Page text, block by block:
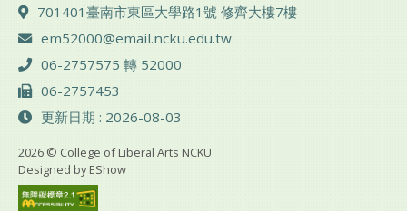
地址 ：
701401臺南市東區大學路1號 修齊大樓7樓
電子郵件 ：
em52000@email.ncku.edu.tw
電話 ：
06-2757575 轉 52000
傳真 ：
06-2757453
更新日期 : 2026-08-03
2026 © College of Liberal Arts NCKU
Designed byEShow